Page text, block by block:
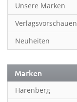
Unsere Marken
Verlagsvorschauen
Neuheiten
Marken
Harenberg